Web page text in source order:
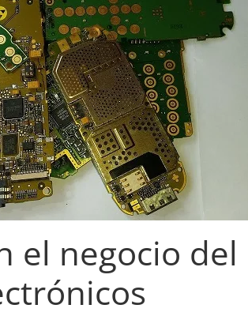
el negocio del